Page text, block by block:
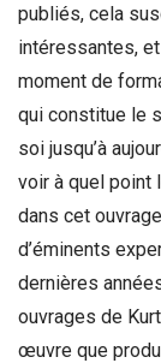
publiés, cela
intéressantes,
moment de
qui constitue le
soi jusqu’à
voir à quel point
dans cet
d’éminents
dernières
ouvrages de
œuvre que